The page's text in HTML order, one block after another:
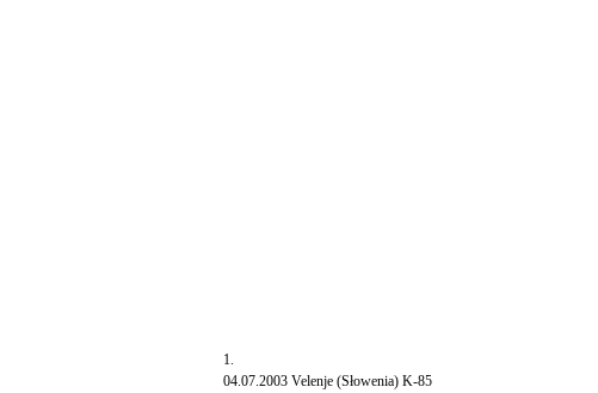
1.
04.07.2003 Velenje (Słowenia) K-85